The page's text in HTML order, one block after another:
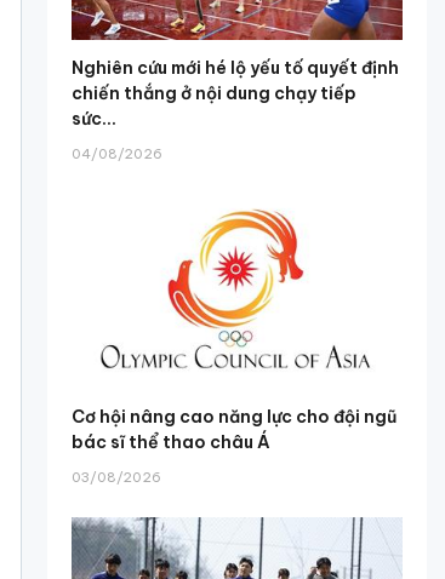
Nghiên cứu mới hé lộ yếu tố quyết định
chiến thắng ở nội dung chạy tiếp
sức...
04/08/2026
Cơ hội nâng cao năng lực cho đội ngũ
bác sĩ thể thao châu Á
03/08/2026